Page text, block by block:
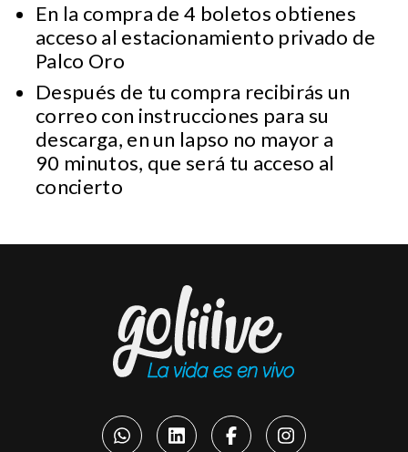
En la compra de 4 boletos obtienes
acceso al estacionamiento privado de
Palco Oro
Después de tu compra recibirás un
correo con instrucciones para su
descarga, en un lapso no mayor a
90 minutos, que será tu acceso al
concierto